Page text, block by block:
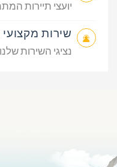
יועצי תיירות
שירות מקצועי
נציגי השירות